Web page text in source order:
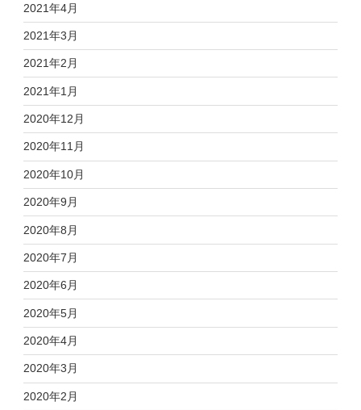
2021年4月
2021年3月
2021年2月
2021年1月
2020年12月
2020年11月
2020年10月
2020年9月
2020年8月
2020年7月
2020年6月
2020年5月
2020年4月
2020年3月
2020年2月